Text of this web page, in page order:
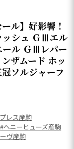
ール】好影響！
ッシュ ＧⅢエル
ール ＧⅢレパー
ザムード ホッ
ソルジャーフ
レス産駒
#ヘニーヒューズ産駒
ヴ産駒